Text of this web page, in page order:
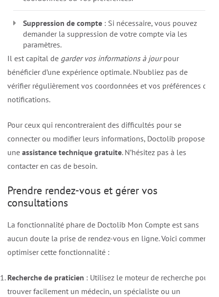
Suppression de compte : Si nécessaire, vous pouvez
demander la suppression de votre compte via les
paramètres.
Il est capital de garder vos informations à jourpour
bénéficier d’une expérience optimale. N’oubliez pas de
vérifier régulièrement vos coordonnées et vos préférences de
notifications.
Pour ceux qui rencontreraient des difficultés pour se
connecter ou modifier leurs informations, Doctolib propose
une assistance technique gratuite. N’hésitez pas à les
contacter en cas de besoin.
Prendre rendez-vous et gérer vos
consultations
La fonctionnalité phare de Doctolib Mon Compte est sans
aucun doute la prise de rendez-vous en ligne. Voici comment
optimiser cette fonctionnalité :
Recherche de praticien : Utilisez le moteur de recherche pour
trouver facilement un médecin, un spécialiste ou un